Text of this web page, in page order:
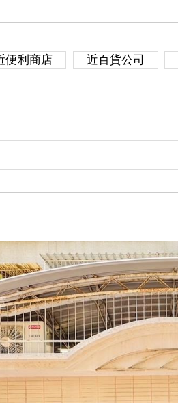
便利商店 近百貨公司